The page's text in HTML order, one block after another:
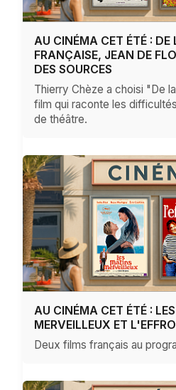
AU CINÉMA CET ÉTÉ : DE
FRANÇAISE, JEAN DE
DES SOURCES
Thierry Chèze a choisi "De
film qui raconte les
de théâtre.
AU CINÉMA CET ÉTÉ :
MERVEILLEUX ET
Deux films français au